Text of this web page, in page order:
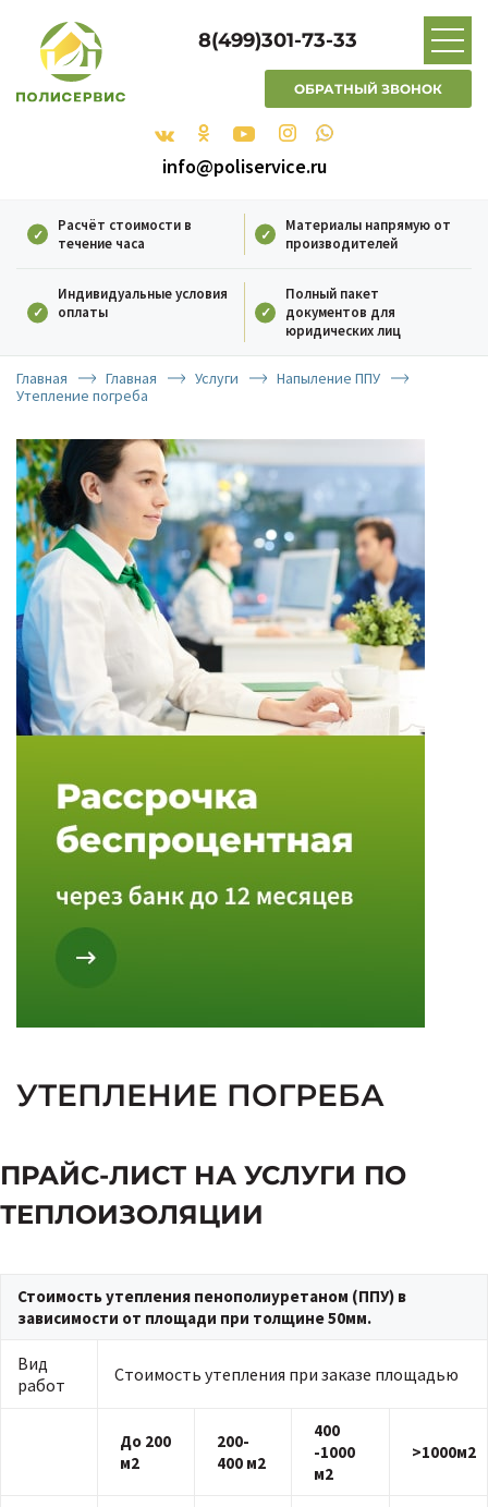
8(499)301-73-33
ОБРАТНЫЙ ЗВОНОК
info@poliservice.ru
Расчёт стоимости в
течение часа
Материалы напрямую от
производителей
Индивидуальные условия
оплаты
Полный пакет
документов для
юридических лиц
Главная Главная Услуги
Напыление ППУ
Утепление погреба
УТЕПЛЕНИЕ ПОГРЕБА
ПРАЙС-ЛИСТ НА УСЛУГИ ПО
ТЕПЛОИЗОЛЯЦИИ
Стоимость утепления пенополиуретаном (ППУ) в
зависимости от площади при толщине 50мм.
Вид
работ
Стоимость утепления при заказе площадью
До 200
м2
200-
400 м2
400
-1000
м2
>1000м2